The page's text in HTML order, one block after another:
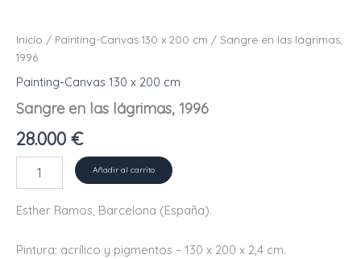
Inicio / Painting-Canvas 130 x 200 cm / Sangre en las lágrimas,
1996
Painting-Canvas 130 x 200 cm
Sangre en las lágrimas, 1996
28.000 €
lágrimas,
cantidad
Añadir al carrito
Esther Ramos, Barcelona (España).
Pintura: acrílico y pigmentos – 130 x 200 x 2,4 cm.